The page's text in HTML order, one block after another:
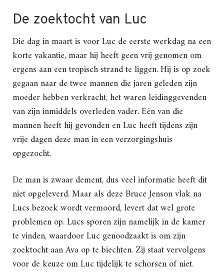
De zoektocht van Luc
Die dag in maart is voor Luc de eerste werkdag na een
korte vakantie, maar hij heeft geen vrij genomen om
ergens aan een tropisch strand te liggen. Hij is op zoek
gegaan naar de twee mannen die jaren geleden zijn
moeder hebben verkracht, het waren leidinggevenden
van zijn inmiddels overleden vader. Eén van die
mannen heeft hij gevonden en Luc heeft tijdens zijn
vrije dagen deze man in een verzorgingshuis
opgezocht.
De man is zwaar dement, dus veel informatie heeft dit
niet opgeleverd. Maar als deze Bruce Jenson vlak na
Lucs bezoek wordt vermoord, levert dat wel grote
problemen op. Lucs sporen zijn namelijk in de kamer
te vinden, waardoor Luc genoodzaakt is om zijn
zoektocht aan Ava op te biechten. Zij staat vervolgens
voor de keuze om Luc tijdelijk te schorsen of niet.